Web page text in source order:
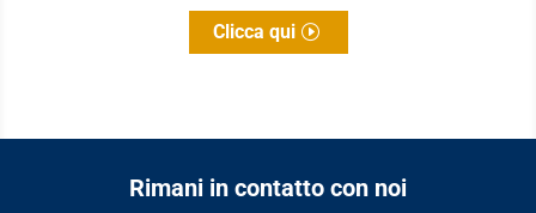
Clicca qui
Rimani in contatto con noi